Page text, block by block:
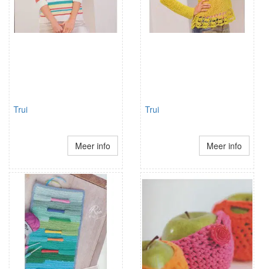
Trui
Meer info
Trui
Meer info